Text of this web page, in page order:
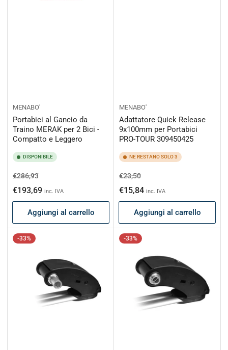
MENABO'
Portabici al Gancio da
Traino MERAK per 2 Bici -
Compatto e Leggero
DISPONIBILE
Prezzo
di
listino
€286,93Prezzo
scontato
€193,69 inc. IVA
Aggiungi al carrello
MENABO'
Adattatore Quick Release
9x100mm per Portabici
PRO-TOUR 309450425
NE RESTANO SOLO 3
Prezzo
di
listino
€23,50Prezzo
scontato
€15,84 inc. IVA
Aggiungi al carrello
-33% -33%